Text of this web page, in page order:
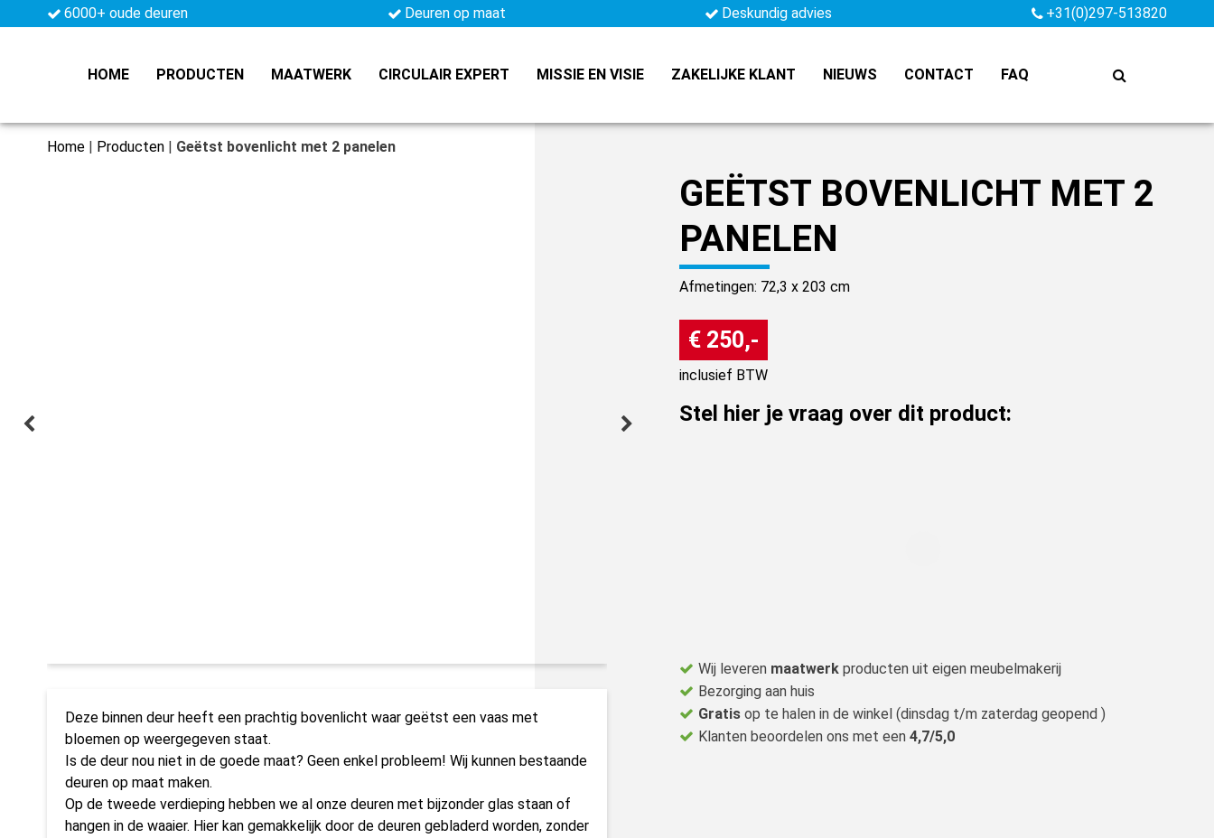
6000+ oude deuren Deuren op maat Deskundig advies +31(0)297-513820
HOME PRODUCTEN MAATWERK CIRCULAIR EXPERT MISSIE EN VISIE ZAKELIJKE KLANT NIEUWS CONTACT FAQ
Home | Producten | Geëtst bovenlicht met 2 panelen
Deze binnen deur heeft een prachtig bovenlicht waar geëtst een vaas met
bloemen op weergegeven staat.
Is de deur nou niet in de goede maat? Geen enkel probleem! Wij kunnen bestaande
deuren op maat maken.
Op de tweede verdieping hebben we al onze deuren met bijzonder glas staan of
hangen in de waaier. Hier kan gemakkelijk door de deuren gebladerd worden, zonder
GEËTST BOVENLICHT MET 2
PANELEN
Afmetingen: 72,3 x 203 cm
€ 250,-
inclusief BTW
Stel hier je vraag over dit product:
Wij leveren maatwerk producten uit eigen meubelmakerij
Bezorging aan huis
Gratis op te halen in de winkel (dinsdag t/m zaterdag geopend )
Klanten beoordelen ons met een 4,7/5,0